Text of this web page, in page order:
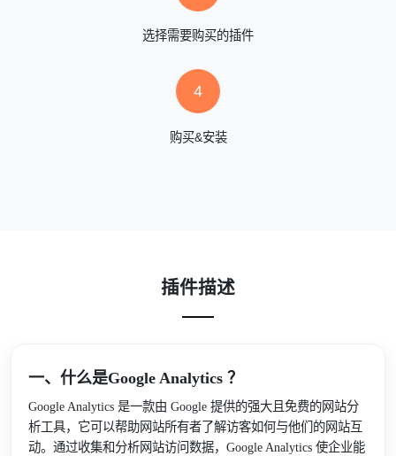
选择需要购买的插件
4
购买&安装
插件描述
一、什么是Google Analytics ？
Google Analytics 是一款由 Google 提供的强大且免费的网站分
析工具，它可以帮助网站所有者了解访客如何与他们的网站互
动。通过收集和分析网站访问数据，Google Analytics 使企业能